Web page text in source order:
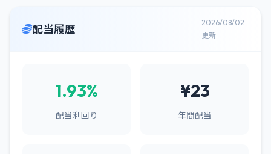
配当履歴
2026/08/02
更新
1.93%
配当利回り
¥23
年間配当